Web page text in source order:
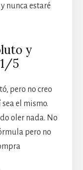
nunca estaré
y
5
pero no creo
el mismo.
oler nada. No
pero no